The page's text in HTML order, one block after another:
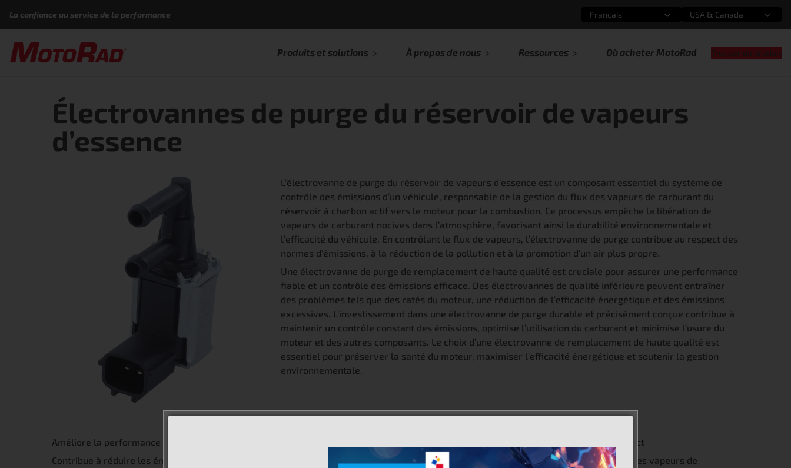
La confiance au service de la performance
Sélectionnez une option
Français
Sélectionnez une option
USA & Canada
Produits et solutions À propos de nous Ressources Où acheter MotoRad Trouver un produit
Électrovannes de purge du réservoir de vapeurs
d’essence
L’électrovanne de purge du réservoir de vapeurs d’essence est un composant essentiel du système de
contrôle des émissions d’un véhicule, responsable de la gestion du flux des vapeurs de carburant du
réservoir à charbon actif vers le moteur pour la combustion. Ce processus empêche la libération de
vapeurs de carburant nocives dans l’atmosphère, favorisant ainsi la durabilité environnementale et
l’efficacité du véhicule. En contrôlant le flux de vapeurs, l’électrovanne de purge contribue au respect des
normes d’émissions, à la réduction de la pollution et à la promotion d’un air plus propre.
Une électrovanne de purge de remplacement de haute qualité est cruciale pour assurer une performance
fiable et un contrôle des émissions efficace. Des électrovannes de qualité inférieure peuvent entraîner
des problèmes tels que des ratés du moteur, une réduction de l’efficacité énergétique et des émissions
excessives. L’investissement dans une électrovanne de purge durable et précisément conçue contribue à
maintenir un contrôle constant des émissions, optimise l’utilisation du carburant et minimise l’usure du
moteur et des autres composants. Le choix d’une électrovanne de remplacement de haute qualité est
essentiel pour préserver la santé du moteur, maximiser l’efficacité énergétique et soutenir la gestion
environnementale.
Améliore la performance globale du moteur en fournissant un flux de vapeur approprié pour maintenir un mélange air-carburant correct
Contribue à réduire les émissions nocives et assure la conformité aux réglementations environnementales en contrôlant la libération des vapeurs de